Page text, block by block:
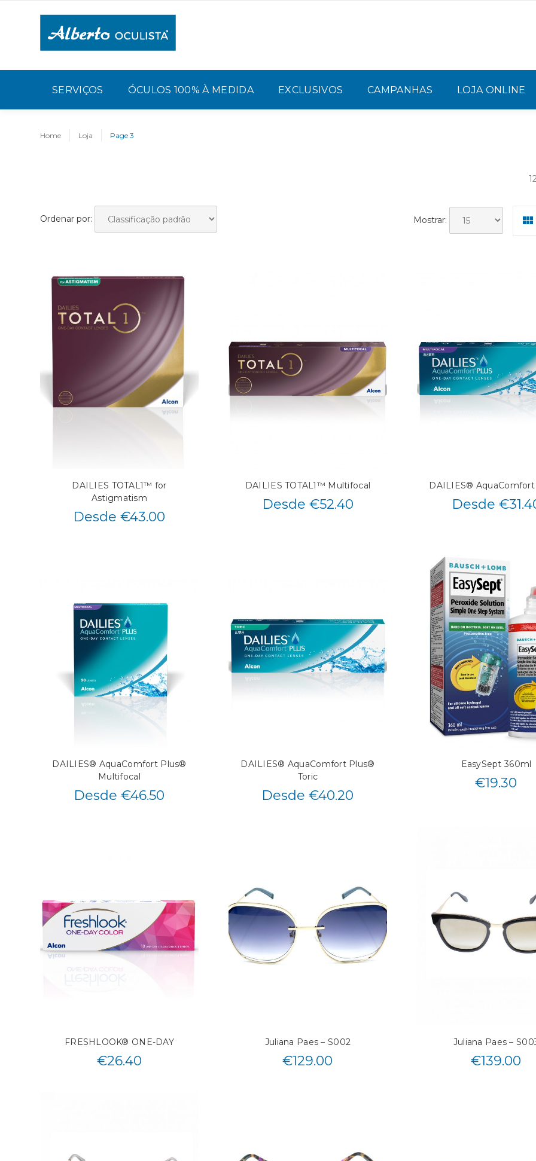
SERVIÇOS ÓCULOS 100% À MEDIDA EXCLUSIVOS CAMPANHAS LOJA ONLINE
Home Loja Page 3
Ordenar por: Mostrar:
DAILIES TOTAL1™ for
Astigmatism
Desde €43.00
DAILIES TOTAL1™ Multifocal
Desde €52.40
DAILIES®
Desde
DAILIES® AquaComfort Plus®
Multifocal
Desde €46.50
DAILIES® AquaComfort Plus®
Toric
Desde €40.20
EasySept 360ml
€19.30
FRESHLOOK® ONE-DAY
€26.40
Juliana Paes – S002
€129.00
Juliana Paes –
€139.00